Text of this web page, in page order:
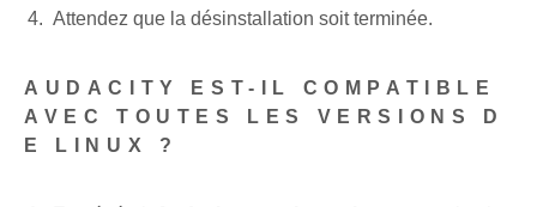
Attendez que la désinstallation soit terminée.
AUDACITY EST-IL COMPATIBLE
AVEC TOUTES LES VERSIONS D
E LINUX ?